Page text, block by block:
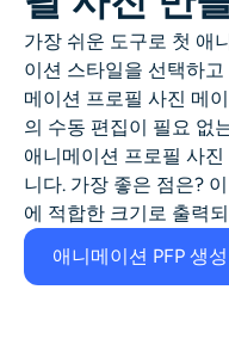
AI 얼굴 사진 생성기
여권 사진 메이커
비디오 도구
비디오 효과
가장 쉬운 도구로 첫 애
이션 스타일을 선택하
메이션 프로필 사진 메
의 수동 편집이 필요 없
애니메이션 프로필 사진
니다. 가장 좋은 점은?
에 적합한 크기로 출력
애니메이션 PFP 생성